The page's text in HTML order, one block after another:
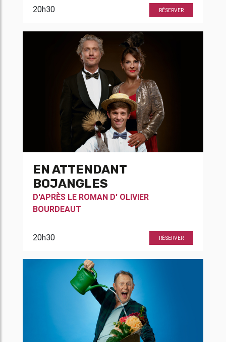
20h30 RÉSERVER
EN ATTENDANT
BOJANGLES
D'APRÈS LE ROMAN D' OLIVIER
BOURDEAUT
20h30 RÉSERVER